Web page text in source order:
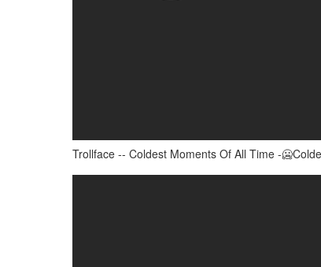
Trollface -- Coldest Moments Of All Time -